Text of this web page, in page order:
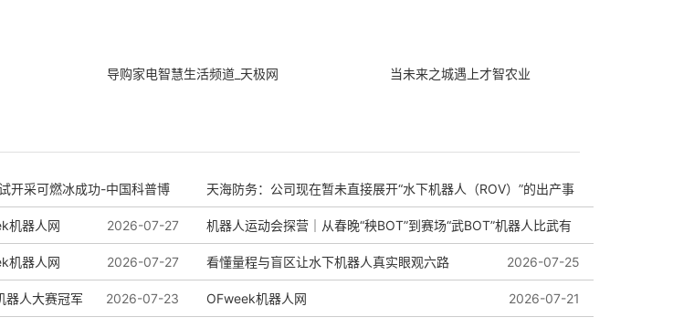
导购家电智慧生活频道_天极网 当未来之城遇上才智农业
开采可燃冰成功-中国科普博
2026-08-04
天海防务：公司现在暂未直接展开“水下机器人（ROV）”的出产事
务
2026-08-01
机器人网 2026-07-27 机器人运动会探营｜从春晚“秧BOT”到赛场“武BOT”机器人比武有
啥看头？
2026-07-27
机器人网 2026-07-27 看懂量程与盲区让水下机器人真实眼观六路 2026-07-25
器人大赛冠军 2026-07-23 OFweek机器人网 2026-07-21